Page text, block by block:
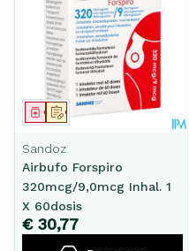
Op voorschrift
Geneesmiddel
Sandoz
Airbufo Forspiro
320mcg/9,0mcg Inhal. 1
X 60dosis
€ 30,77